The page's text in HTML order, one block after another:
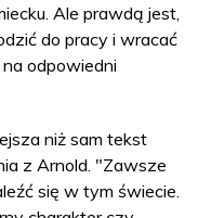
Ale prawdą jest,
do pracy i wracać
odpowiedni
niż sam tekst
z Arnold. "Zawsze
się w tym świecie.